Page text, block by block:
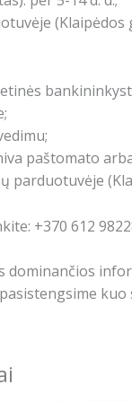
(Klaipėdos
paštomato
parduotuvėje
+370 612
dominančios